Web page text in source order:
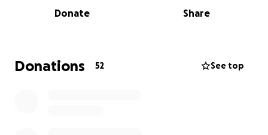
contar que ahora estoy en casa pero con cuidados
necesito tomar terapia física diariamente y somo una
familia de clase media-baja por lo que no podemos
Donate Share
Donations 52 See top